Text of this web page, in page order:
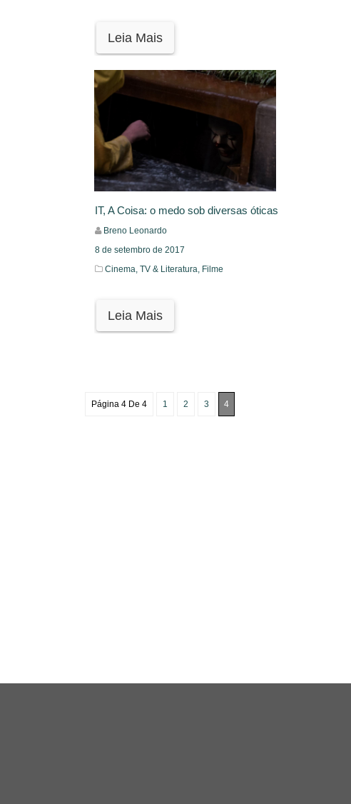
Leia Mais
IT, A Coisa: o medo sob diversas óticas
Breno Leonardo
8 de setembro de 2017
Cinema, TV & Literatura, Filme
Leia Mais
Página 4 De 4 1 2 3 4